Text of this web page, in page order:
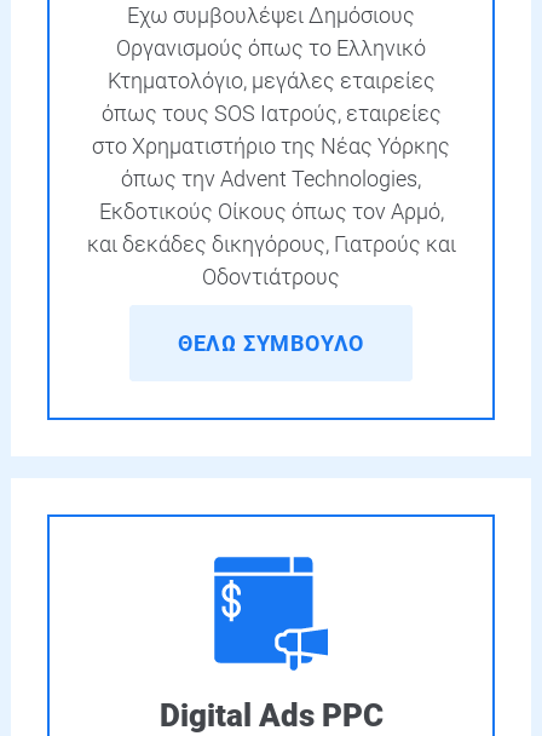
Εχω συμβουλέψει Δημόσιους
Οργανισμούς όπως το Ελληνικό
Κτηματολόγιο, μεγάλες εταιρείες
όπως τους SOS Ιατρούς, εταιρείες
στο Χρηματιστήριο της Νέας Υόρκης
όπως την Advent Technologies,
Εκδοτικούς Οίκους όπως τον Αρμό,
και δεκάδες δικηγόρους, Γιατρούς και
Οδοντιάτρους
ΘΕΛΩ ΣΥΜΒΟΥΛΟ
Digital Ads PPC